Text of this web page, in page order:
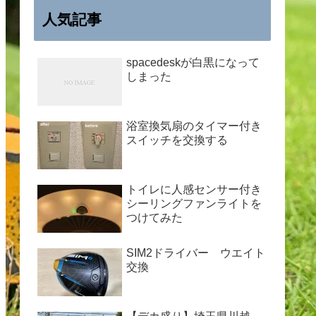
人気記事
spacedeskが白黒になって
しまった
浴室換気扇のタイマー付き
スイッチを交換する
トイレに人感センサー付き
シーリングファンライトを
つけてみた
SIM2ドライバー ウエイト
交換